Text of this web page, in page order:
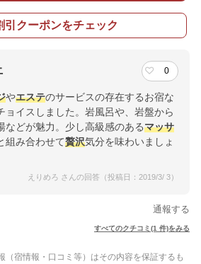
引クーポンをチェック
0
やエステのサービスの存在するお宿な
ョイスしました。岩風呂や、岩盤から
などが魅力。少し高級感のあるマッサ
組み合わせて贅沢気分を味わいましょ
えりめろ さんの回答（投稿日：2019/3/ 3）
通報する
すべてのクチコミ(1 件)をみる
（宿情報・口コミ等）はその内容を保証するも